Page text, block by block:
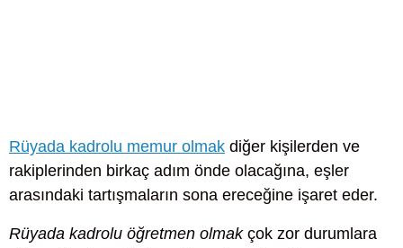
Rüyada kadrolu memur olmak diğer kişilerden ve
rakiplerinden birkaç adım önde olacağına, eşler
arasındaki tartışmaların sona ereceğine işaret eder.
Rüyada kadrolu öğretmen olmakçok zor durumlara